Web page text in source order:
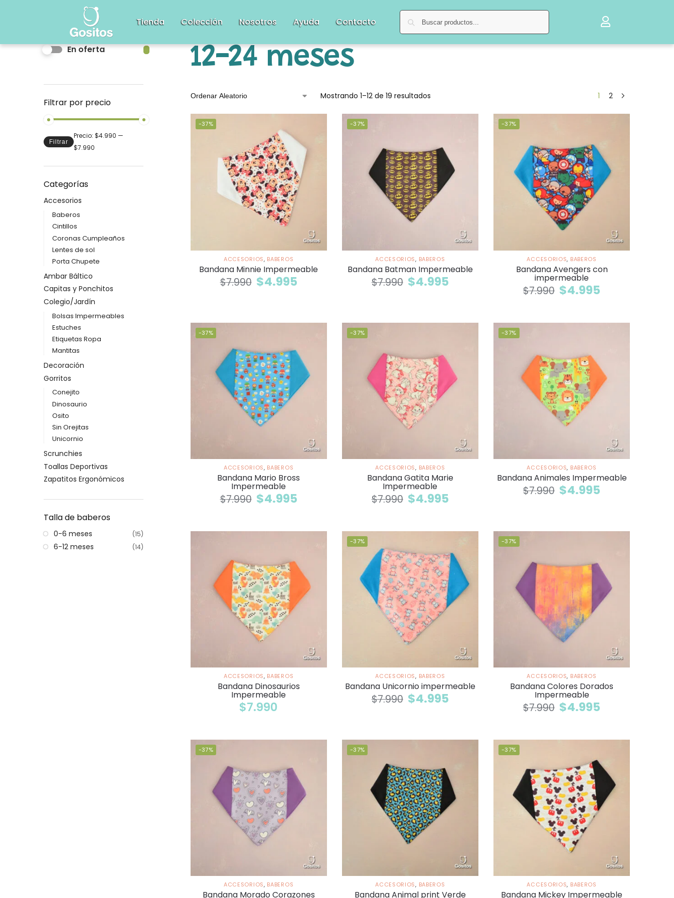
Tienda Colección Nosotros Ayuda Contacto
12-24 meses
Mostrando 1–12 de 19 resultados 1 2
-37%
ACCESORIOS, BABEROS
Bandana Minnie Impermeable
$7.990 $4.995
-37%
ACCESORIOS, BABEROS
Bandana Batman Impermeable
$7.990 $4.995
-37%
ACCESORIOS, BABEROS
Bandana Avengers con
impermeable
$7.990 $4.995
-37%
ACCESORIOS, BABEROS
Bandana Mario Bross
Impermeable
$7.990 $4.995
-37%
ACCESORIOS, BABEROS
Bandana Gatita Marie
Impermeable
$7.990 $4.995
-37%
ACCESORIOS, BABEROS
Bandana Animales Impermeable
$7.990 $4.995
ACCESORIOS, BABEROS
Bandana Dinosaurios
Impermeable
$7.990
-37%
ACCESORIOS, BABEROS
Bandana Unicornio impermeable
$7.990 $4.995
-37%
ACCESORIOS, BABEROS
Bandana Colores Dorados
Impermeable
$7.990 $4.995
-37%
ACCESORIOS, BABEROS
Bandana Morado Corazones
-37%
ACCESORIOS, BABEROS
Bandana Animal print Verde
-37%
ACCESORIOS, BABEROS
Bandana Mickey Impermeable
En oferta
Filtrar por precio
Filtrar
Precio: $4.990 —
$7.990
Categorías
Accesorios
Baberos
Cintillos
Coronas Cumpleaños
Lentes de sol
Porta Chupete
Ambar Báltico
Capitas y Ponchitos
Colegio/Jardín
Bolsas Impermeables
Estuches
Etiquetas Ropa
Mantitas
Decoración
Gorritos
Conejito
Dinosaurio
Osito
Sin Orejitas
Unicornio
Scrunchies
Toallas Deportivas
Zapatitos Ergonómicos
Talla de baberos
0-6 meses (15)
6-12 meses (14)